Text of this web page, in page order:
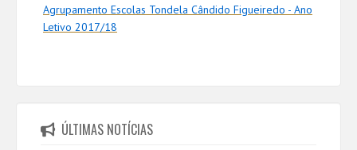
Agrupamento Escolas Tondela Cândido Figueiredo - Ano
Letivo 2017/18
ÚLTIMAS NOTÍCIAS